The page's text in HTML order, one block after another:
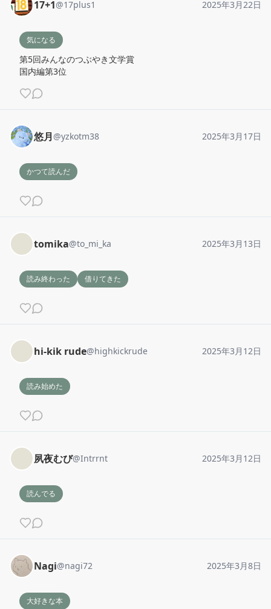
17+1@17plus1 2025年3月22日
気になる
第5回みんなのつぶやき文学賞
国内編第3位
悠月 @yzkotm38 2025年3月17日
かつて読んだ
tomika@to_mi_ka 2025年3月13日
読み終わった 借りてきた
hi-kik rude@highkickrude 2025年3月12日
読み始めた
夙夜むび@Intrrnt 2025年3月12日
読んでる
Nagi@nagi72 2025年3月8日
大好きな本